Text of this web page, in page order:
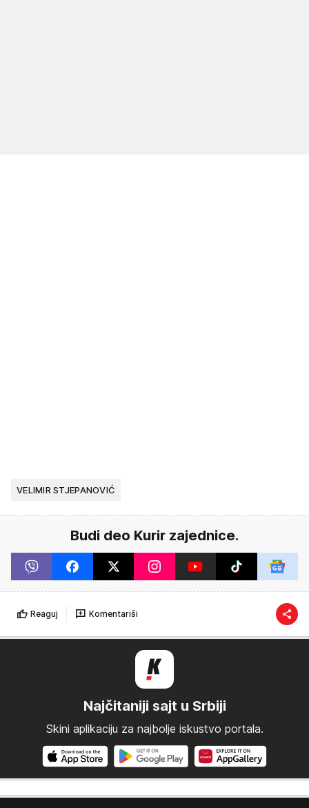
VELIMIR STJEPANOVIĆ
Budi deo Kurir zajednice.
Reaguj Komentariši
Najčitaniji sajt u Srbiji
Skini aplikaciju za najbolje iskustvo portala.